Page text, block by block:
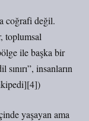
coğrafi değil.
toplumsal
ile başka bir
insanların
yaşayan ama